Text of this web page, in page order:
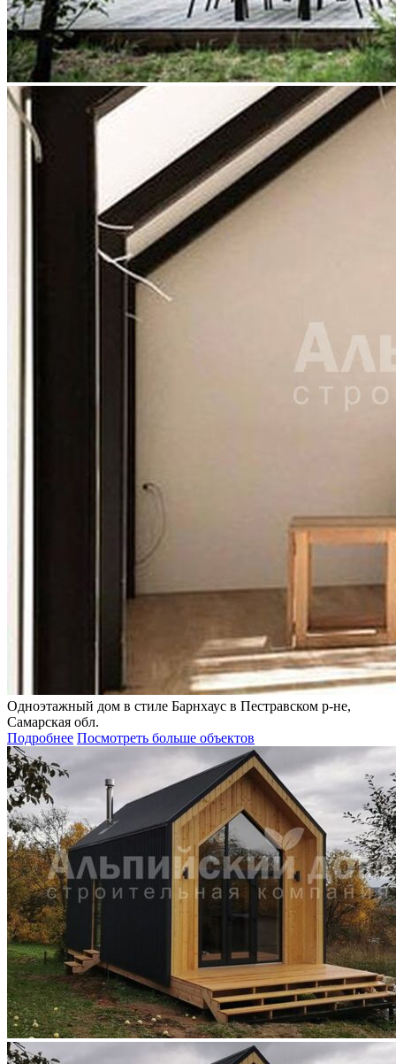
Одноэтажный дом в стиле Барнхаус в Пестравском р-не,
Самарская обл.
Подробнее Посмотреть больше объектов